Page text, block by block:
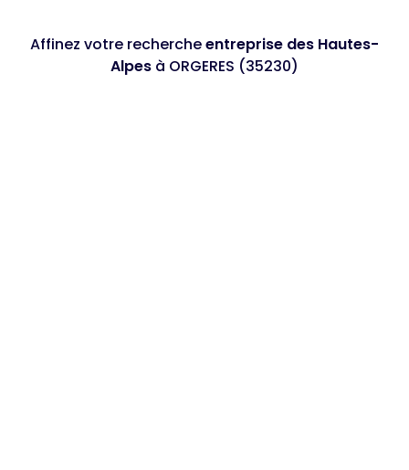
Affinez votre rechercheentreprise des Hautes-
Alpes à ORGERES (35230)